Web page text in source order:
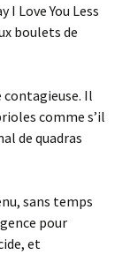
I Love You Less
boulets de
contagieuse. Il
comme s’il
de quadras
sans temps
pour
et